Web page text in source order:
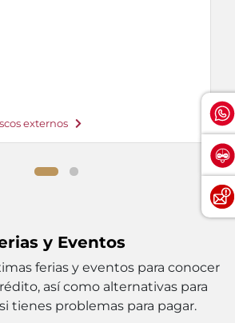
externos
y Eventos
ferias y eventos para conocer
así como alternativas para
tienes problemas para pagar.